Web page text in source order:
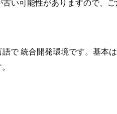
い可能性がありますので、ご
で 統合開発環境です。基本